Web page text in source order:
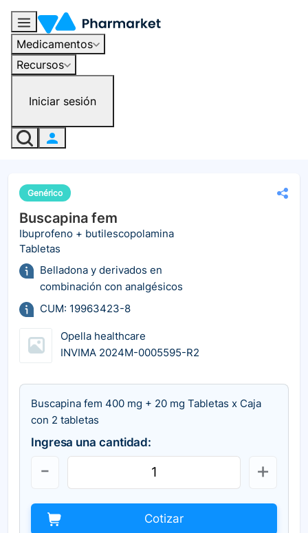
Medicamentos
Recursos
Iniciar sesión
Genérico
Buscapina fem
Ibuprofeno + butilescopolamina
Tabletas
Belladona y derivados en
combinación con analgésicos
CUM: 19963423-8
Opella healthcare
INVIMA 2024M-0005595-R2
Buscapina fem 400 mg + 20 mg Tabletas x Caja
con 2 tabletas
Ingresa una cantidad:
Cotizar